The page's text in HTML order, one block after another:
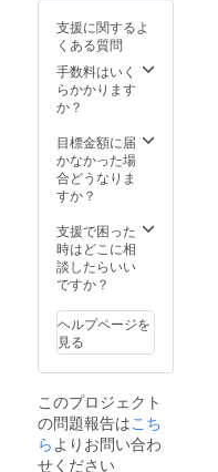
支援に関するよ
くある質問
手数料はいく
らかかります
か？
目標金額に届
かなかった場
合どうなりま
すか？
支援で困った
時はどこに相
談したらいい
ですか？
ヘルプページを
見る
このプロジェクト
の問題報告はこち
ら よりお問い合わ
せください